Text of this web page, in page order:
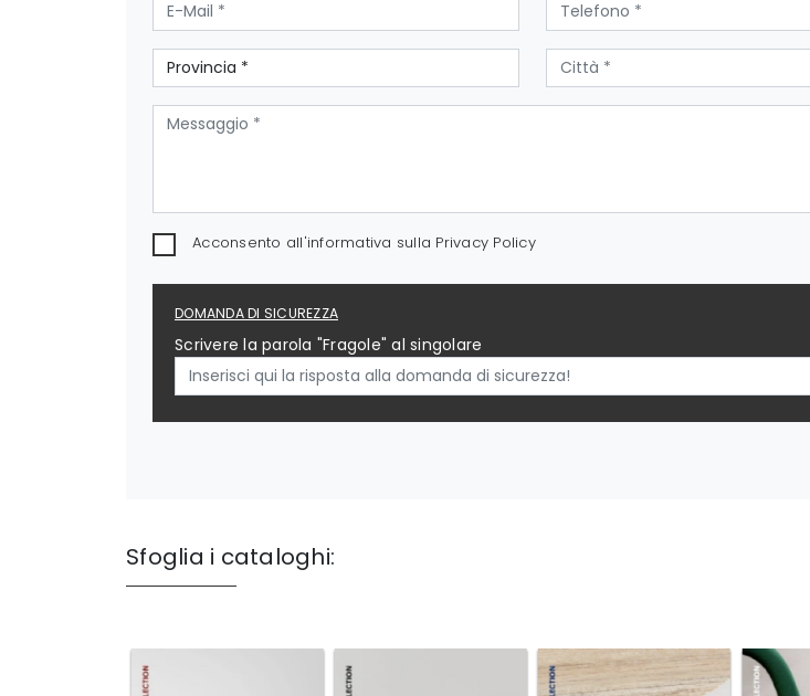
Acconsento all'informativa sulla Privacy Policy
DOMANDA DI SICUREZZA
Scrivere la parola "Fragole" al singolare
Sfoglia i cataloghi: